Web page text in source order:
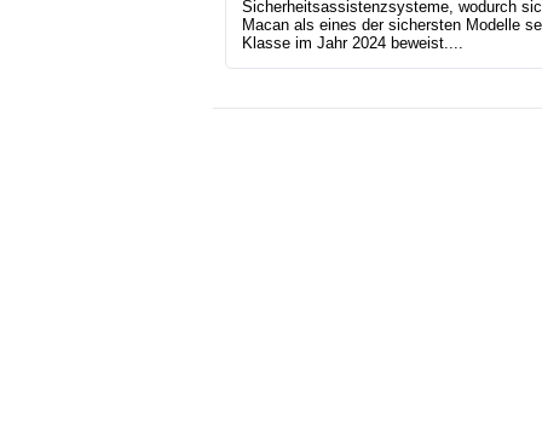
Sicherheitsassistenzsysteme, wodurch
Macan als eines der sichersten Modelle
Klasse im Jahr 2024 beweist....